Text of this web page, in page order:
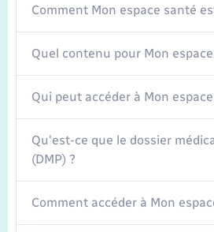
Comment Mon espace santé
Quel contenu pour Mon
Qui peut accéder à Mon
Qu'est-ce que le dossier
(DMP) ?
Comment accéder à Mon